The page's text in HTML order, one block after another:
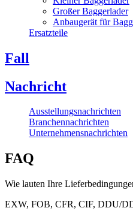
Großer Baggerlader
Anbaugerät für
Ersatzteile
Fall
Nachricht
Ausstellungsnachrichten
Branchennachrichten
Unternehmensnachrichten
FAQ
Wie lauten Ihre
EXW, FOB, CFR, CIF, DDU/